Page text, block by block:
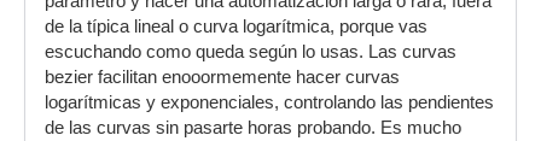
de la típica lineal o curva logarítmica, porque vas
escuchando como queda según lo usas. Las curvas
bezier facilitan enooormemente hacer curvas
logarítmicas y exponenciales, controlando las pendientes
de las curvas sin pasarte horas probando. Es mucho